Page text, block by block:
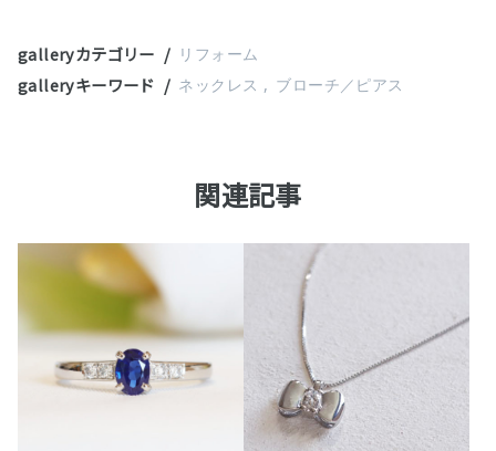
galleryカテゴリー リフォーム
galleryキーワード ネックレス ブローチ／ピアス
関連記事